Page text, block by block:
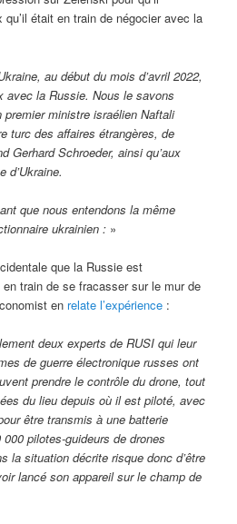
était en train de négocier avec la
au début du mois d’avril 2022,
avec la Russie. Nous le savons
premier ministre israélien Naftali
turc des affaires étrangères, de
Gerhard Schroeder, ainsi qu’aux
d’Ukraine.
que nous entendons la même
ukrainien : »
que la Russie est
train de se fracasser sur le mur de
en relate l’expérience :
deux experts de RUSI qui leur
de guerre électronique russes ont
prendre le contrôle du drone, tout
du lieu depuis où il est piloté, avec
être transmis à une batterie
000 pilotes-guideurs de drones
la situation décrite risque donc d’être
lancé son appareil sur le champ de